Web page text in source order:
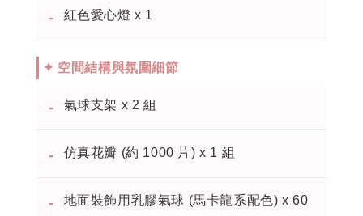
- 紅色愛心燈 x 1
✦ 空間結構與氛圍細節
- 氣球支架 x 2 組
- 仿真花瓣 (約 1000 片) x 1 組
- 地面裝飾用乳膠氣球 (馬卡龍系配色) x 60